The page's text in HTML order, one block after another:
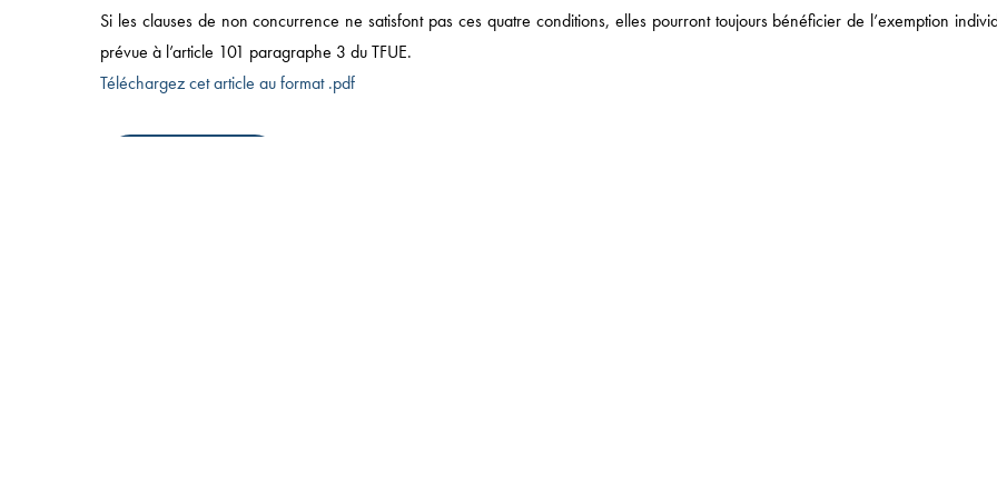
Si les clauses de non concurrence ne satisfont pas ces quatre conditions, elles pourront toujours bénéficier de l’exemption
prévue à l’article 101 paragraphe 3 du TFUE.
Téléchargez cet article au format .pdf
49 AVENUE DE L’OPÉRA, 75002 PARIS
T:+33 (0)1 43 18 55 00| F: +33 (0)1 43 18 55 55
© 2025 NOMOS |MENTIONS LÉGALES